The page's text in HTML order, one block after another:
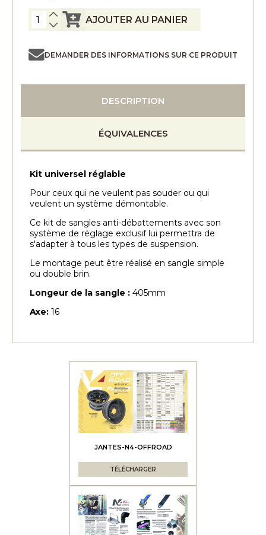
AJOUTER AU PANIER
DEMANDER DES INFORMATIONS SUR CE PRODUIT
DESCRIPTION
ÉQUIVALENCES
Kit universel réglable
Pour ceux qui ne veulent pas souder ou qui
veulent un système démontable.
Ce kit de sangles anti-débattements avec son
système de réglage exclusif lui permettra de
s'adapter à tous les types de suspension.
Le montage peut être réalisé en sangle simple
ou double brin.
Longeur de la sangle : 405mm
Axe: 16
JANTES-N4-OFFROAD
TÉLÉCHARGER